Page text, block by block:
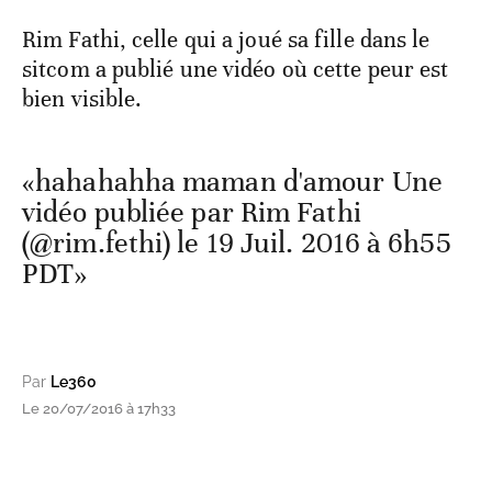
Rim Fathi, celle qui a joué sa fille dans le
sitcom a publié une vidéo où cette peur est
bien visible.
«hahahahha maman d'amour Une
vidéo publiée par Rim Fathi
(@rim.fethi) le 19 Juil. 2016 à 6h55
PDT»
Par Le360
Le 20/07/2016 à 17h33